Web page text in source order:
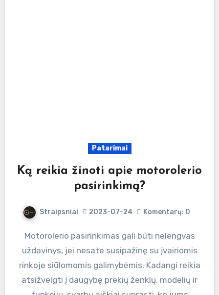
Patarimai
Ką reikia žinoti apie motorolerio
pasirinkimą?
Straipsniai 2023-07-24 Komentarų: 0
Motorolerio pasirinkimas gali būti nelengvas
uždavinys, jei nesate susipažinę su įvairiomis
rinkoje siūlomomis galimybėmis. Kadangi reikia
atsižvelgti į daugybę prekių ženklų, modelių ir